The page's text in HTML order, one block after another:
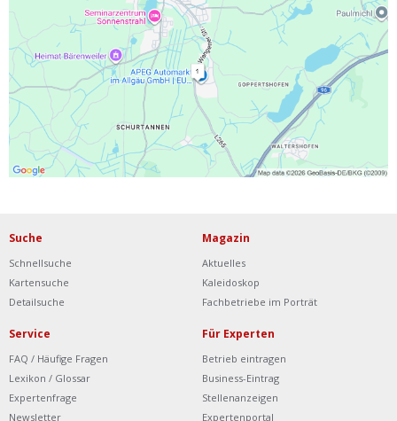
Ist Ihre Werkstatt schon dabei?
Kostenlos eintragen
Werkstatt Login
Suche
Schnellsuche
Kartensuche
Detailsuche
Magazin
Aktuelles
Kaleidoskop
Fachbetriebe im Porträt
Service
FAQ / Häufige Fragen
Lexikon / Glossar
Expertenfrage
Newsletter
Für Experten
Betrieb eintragen
Business-Eintrag
Stellenanzeigen
Expertenportal